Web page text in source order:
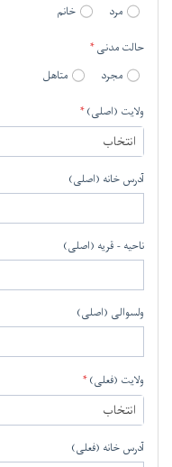
مرد
خانم
حالت مدنی
مجرد
متاهل
ولایت (اصلی)
انتخاب
آدرس خانه (اصلی)
ناحیه - قریه (اصلی)
ولسوالی (اصلی)
ولایت (فعلی)
انتخاب
آدرس خانه (فعلی)